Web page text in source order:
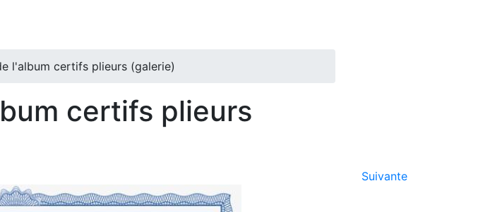
l'album certifs plieurs (galerie)
certifs plieurs
Suivante